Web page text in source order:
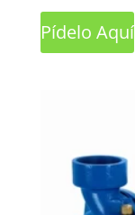
Pídelo Aquí